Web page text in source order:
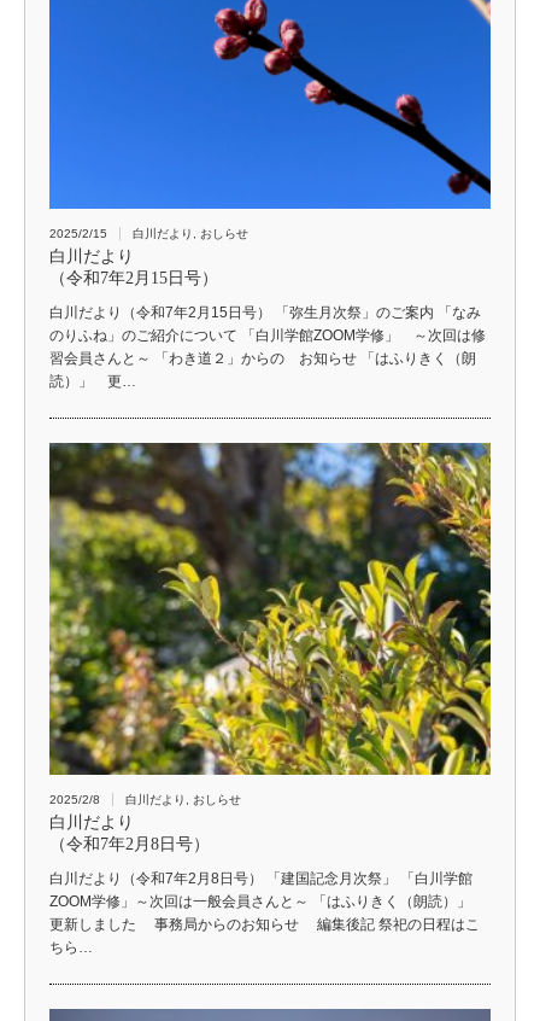
2025/2/15 白川だより おしらせ
白川だより
（令和7年2月15日号）
白川だより（令和7年2月15日号） 「弥生月次祭」のご案内 「なみ
のりふね」のご紹介について 「白川学館ZOOM学修」 ～次回は修
習会員さんと～ 「わき道２」からの お知らせ 「はふりきく（朗
読）」 更…
2025/2/8 白川だより おしらせ
白川だより
（令和7年2月8日号）
白川だより（令和7年2月8日号） 「建国記念月次祭」 「白川学館
ZOOM学修」～次回は一般会員さんと～ 「はふりきく（朗読）」
更新しました 事務局からのお知らせ 編集後記 祭祀の日程はこ
ちら…